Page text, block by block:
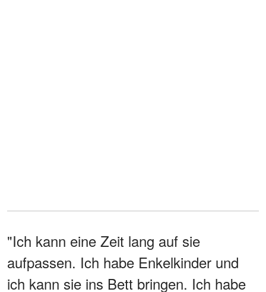
"Ich kann eine Zeit lang auf sie
aufpassen. Ich habe Enkelkinder und
ich kann sie ins Bett bringen. Ich habe